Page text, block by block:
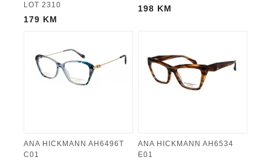
LOT 2310
179 KM
198 KM
ANA HICKMANN AH6496T
C01
ANA HICKMANN AH6534
E01